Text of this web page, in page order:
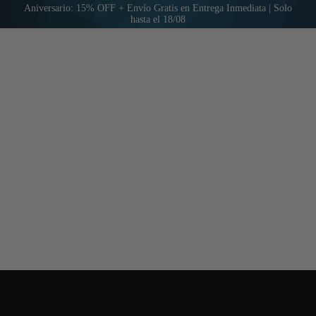
Aniversario: 15% OFF + Envío Gratis en Entrega Inmediata | Solo
hasta el 18/08